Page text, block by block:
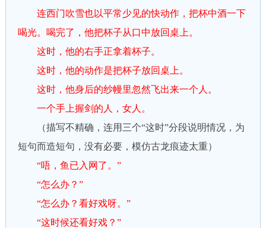
连西门吹雪也以平常少见的快动作，把杯中酒一下
喝光。喝完了，他把杯子从口中放回桌上。
这时，他的右手正拿着杯子。
这时，他的动作是把杯子放回桌上。
这时，他身后的纱幔里忽然飞出来一个人。
一个手上握剑的人，女人。
（描写不精确，连用三个“这时”分段说明情况，为
短句而造短句，没有必要，模仿古龙痕迹太重）
“唔，鱼已入网了。”
“怎么办？”
“怎么办？看好戏呀。”
“这时候还看好戏？”